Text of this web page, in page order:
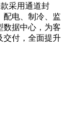
采用通道封
配电、制冷、监
数据中心，为客
交付，全面提升